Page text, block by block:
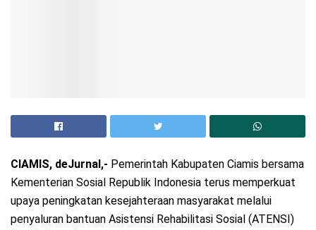
CIAMIS, deJurnal,- Pemerintah Kabupaten Ciamis bersama
Kementerian Sosial Republik Indonesia terus memperkuat
upaya peningkatan kesejahteraan masyarakat melalui
penyaluran bantuan Asistensi Rehabilitasi Sosial (ATENSI)